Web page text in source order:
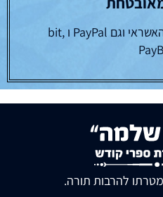
עובדים עם כל כרטיסי האשראי וגם PayPal ו bit,
להרבות תורה.